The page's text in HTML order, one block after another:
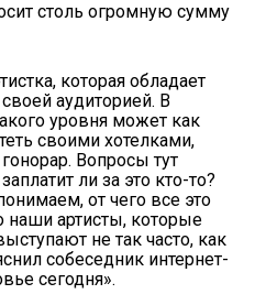
столь огромную сумму
которая обладает
аудиторией. В
уровня может как
своими хотелками,
Вопросы тут
ли за это кто-то?
от чего все это
наши артисты, которые
не так часто, как
собеседник интернет-
сегодня».